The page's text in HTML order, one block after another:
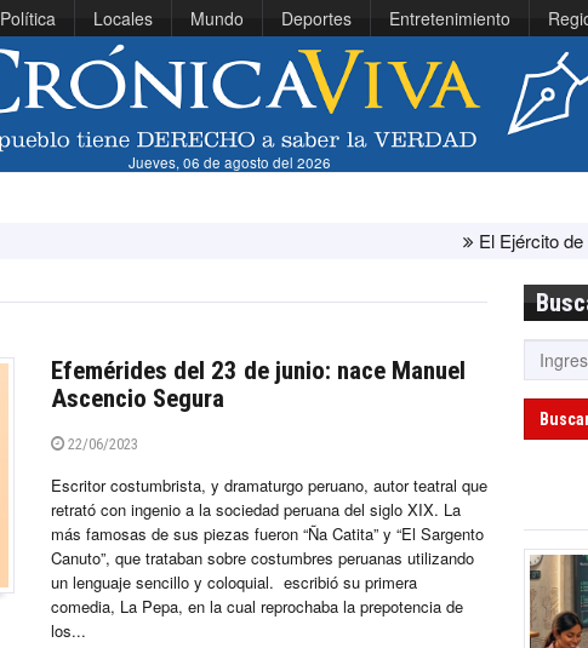
Política Locales Mundo Deportes Entretenimiento
Jueves, 06 de agosto del 2026
El Ejército de Estados
Efemérides del 23 de junio: nace Manuel
Ascencio Segura
22/06/2023
Escritor costumbrista, y dramaturgo peruano, autor teatral que
retrató con ingenio a la sociedad peruana del siglo XIX. La
más famosas de sus piezas fueron “Ña Catita” y “El Sargento
Canuto”, que trataban sobre costumbres peruanas utilizando
un lenguaje sencillo y coloquial. escribió su primera
comedia, La Pepa, en la cual reprochaba la prepotencia de
los...